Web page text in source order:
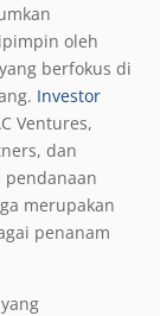
oleh
berfokus di
Investor
Ventures,
dan
merupakan
penanam